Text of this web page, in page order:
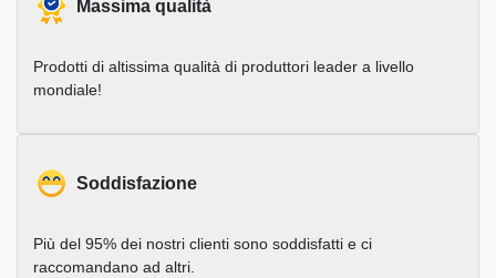
Massima qualità
Prodotti di altissima qualità di produttori leader a livello
mondiale!
Soddisfazione
Più del 95% dei nostri clienti sono soddisfatti e ci
raccomandano ad altri.